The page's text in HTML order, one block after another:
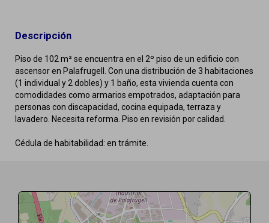
Descripción
Piso de 102 m² se encuentra en el 2º piso de un edificio con
ascensor en Palafrugell. Con una distribución de 3 habitaciones
(1 individual y 2 dobles) y 1 baño, esta vivienda cuenta con
comodidades como armarios empotrados, adaptación para
personas con discapacidad, cocina equipada, terraza y
lavadero. Necesita reforma. Piso en revisión por calidad.
Cédula de habitabilidad: en trámite.